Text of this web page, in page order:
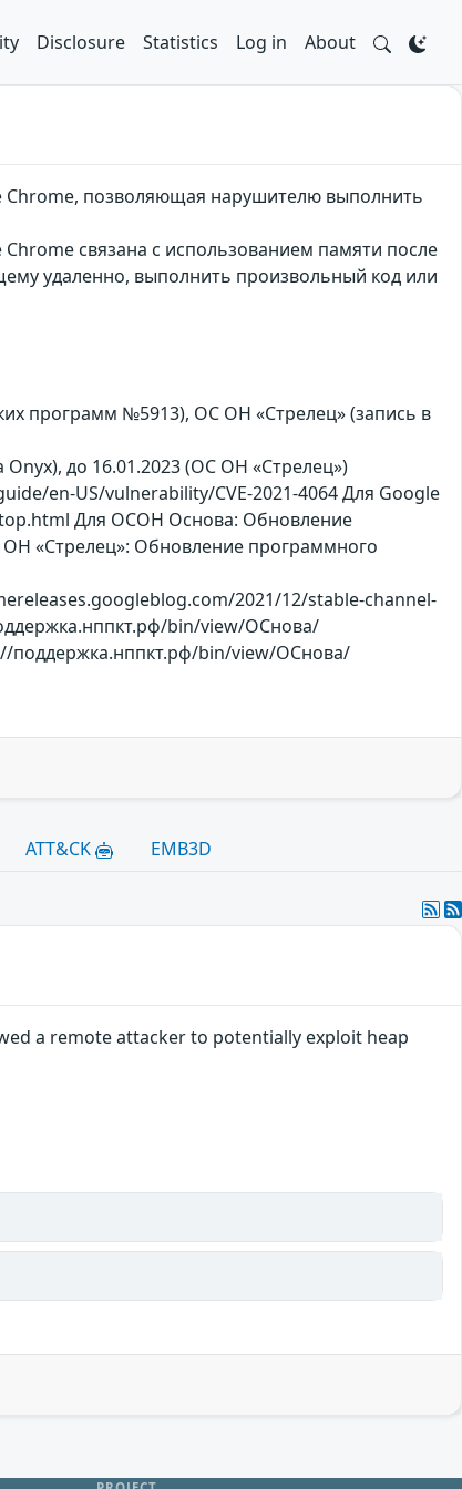
Disclosure Statistics Log in About
Chrome, позволяющая нарушителю выполнить
связана с использованием памяти после
удаленно, выполнить произвольный код или
программ №5913), ОС ОН «Стрелец» (запись в
до 16.01.2023 (ОС ОН «Стрелец»)
en-US/vulnerability/CVE-2021-4064 Для Google
Для ОСОН Основа: Обновление
«Стрелец»: Обновление программного
2021/12/stable-channel-
bin/view/ОСнова/
поддержка.нппкт.рф/bin/view/ОСнова/
ATT&CK EMB3D
a remote attacker to potentially exploit heap